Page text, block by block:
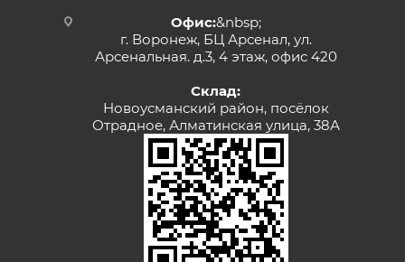
Офис:&nbsp;
г. Воронеж, БЦ Арсенал, ул.
Арсенальная. д.3, 4 этаж, офис 420
Склад:
Новоусманский район, посёлок
Отрадное, Алматинская улица, 38А